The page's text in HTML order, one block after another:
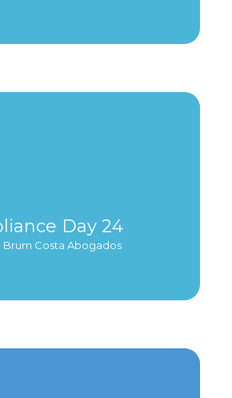
Day 24
Brum Costa Abogados